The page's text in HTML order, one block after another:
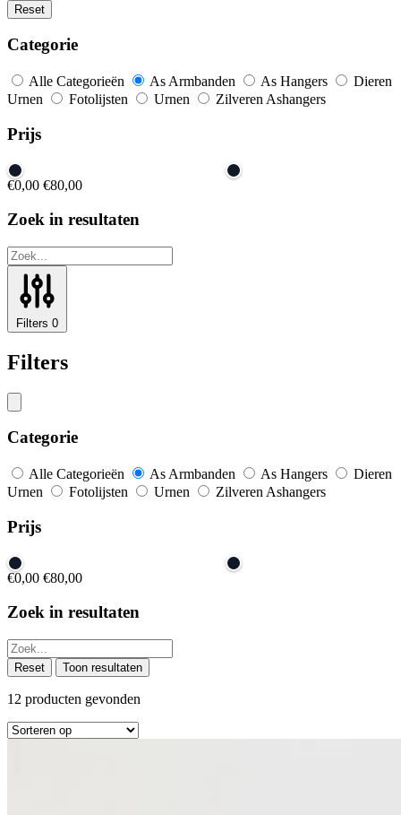
Reset
Categorie
Alle Categorieën As Armbanden As Hangers
Dieren
Urnen
Fotolijsten Urnen Zilveren Ashangers
Prijs
€0,00 €80,00
Zoek in resultaten
Filters 0
Filters
Categorie
Alle Categorieën As Armbanden As Hangers
Dieren
Urnen
Fotolijsten Urnen Zilveren Ashangers
Prijs
€0,00 €80,00
Zoek in resultaten
Reset Toon resultaten
12 producten gevonden